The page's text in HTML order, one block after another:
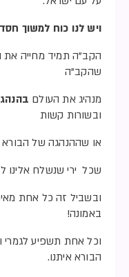
ויש לנו כוח למשוך
שהקב”ה
מנהיג את העולם
ובשורות קשות
או שההנהגה של
שכל ירי שנשלח אלינו
ובשביל זה כל אחת
באמונה!
וכל אחת תשפיע
הבורא איתנו.